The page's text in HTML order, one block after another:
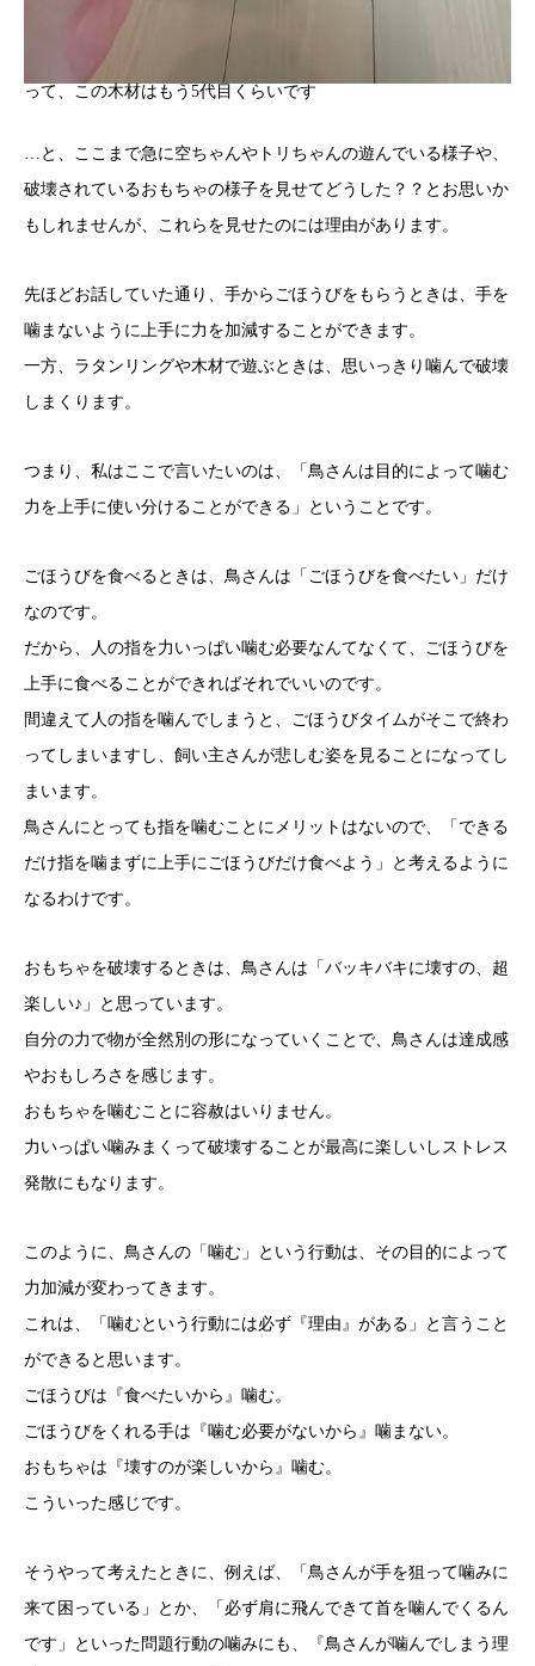
って、この木材はもう5代目くらいです
…と、ここまで急に空ちゃんやトリちゃんの遊んでいる様子や、
破壊されているおもちゃの様子を見せてどうした？？とお思いか
もしれませんが、これらを見せたのには理由があります。
先ほどお話していた通り、手からごほうびをもらうときは、手を
噛まないように上手に力を加減することができます。
一方、ラタンリングや木材で遊ぶときは、思いっきり噛んで破壊
しまくります。
つまり、私はここで言いたいのは、「鳥さんは目的によって噛む
力を上手に使い分けることができる」ということです。
ごほうびを食べるときは、鳥さんは「ごほうびを食べたい」だけ
なのです。
だから、人の指を力いっぱい噛む必要なんてなくて、ごほうびを
上手に食べることができればそれでいいのです。
間違えて人の指を噛んでしまうと、ごほうびタイムがそこで終わ
ってしまいますし、飼い主さんが悲しむ姿を見ることになってし
まいます。
鳥さんにとっても指を噛むことにメリットはないので、「できる
だけ指を噛まずに上手にごほうびだけ食べよう」と考えるように
なるわけです。
おもちゃを破壊するときは、鳥さんは「バッキバキに壊すの、超
楽しい♪」と思っています。
自分の力で物が全然別の形になっていくことで、鳥さんは達成感
やおもしろさを感じます。
おもちゃを噛むことに容赦はいりません。
力いっぱい噛みまくって破壊することが最高に楽しいしストレス
発散にもなります。
このように、鳥さんの「噛む」という行動は、その目的によって
力加減が変わってきます。
これは、「噛むという行動には必ず『理由』がある」と言うこと
ができると思います。
ごほうびは『食べたいから』噛む。
ごほうびをくれる手は『噛む必要がないから』噛まない。
おもちゃは『壊すのが楽しいから』噛む。
こういった感じです。
そうやって考えたときに、例えば、「鳥さんが手を狙って噛みに
来て困っている」とか、「必ず肩に飛んできて首を噛んでくるん
です」といった問題行動の噛みにも、『鳥さんが噛んでしまう理